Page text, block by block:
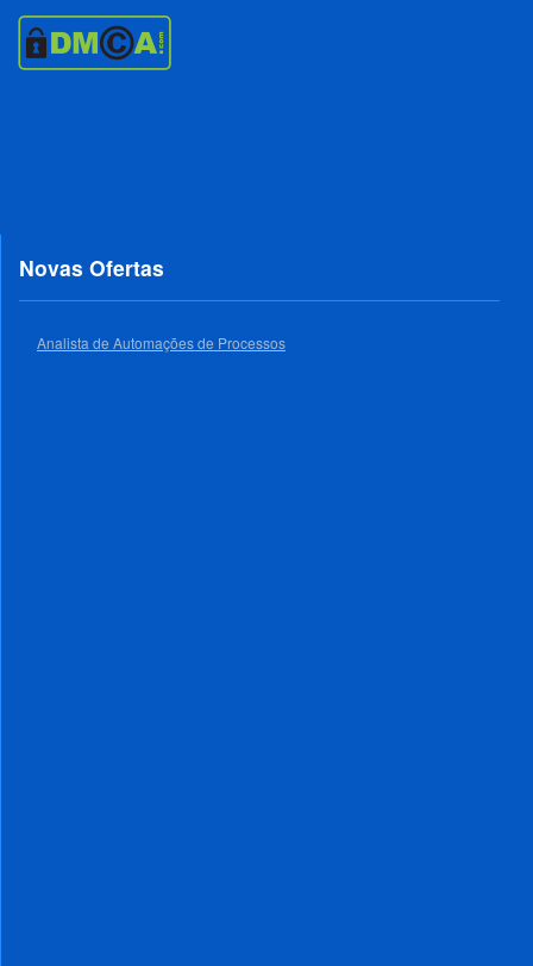
Novas Ofertas
Analista de Automações de Processos